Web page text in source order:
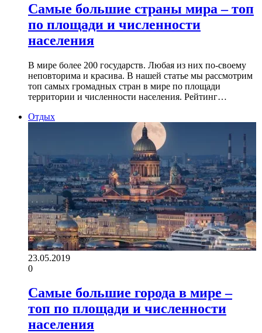
Самые большие страны мира – топ
по площади и численности
населения
В мире более 200 государств. Любая из них по-своему
неповторима и красива. В нашей статье мы рассмотрим
топ самых громадных стран в мире по площади
территории и численности населения. Рейтинг…
Отдых
23.05.2019
0
Самые большие города в мире –
топ по площади и численности
населения